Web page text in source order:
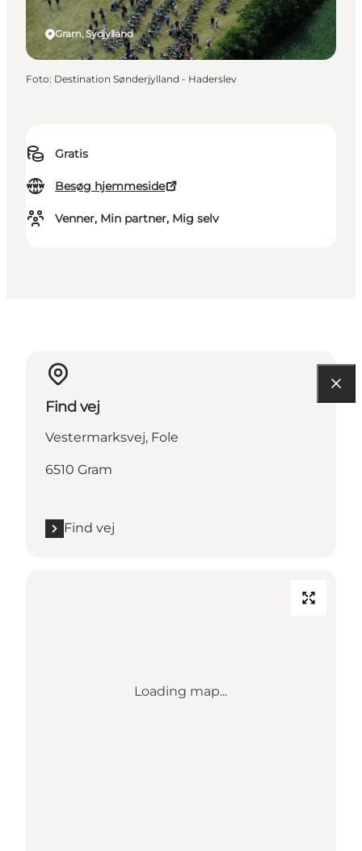
Gratis
Besøg hjemmeside
Venner, Min partner, Mig selv
Gram, Sydjylland
Foto: Destination Sønderjylland - Haderslev
Find vej
Vestermarksvej, Fole
6510 Gram
Find vej
Loading map...